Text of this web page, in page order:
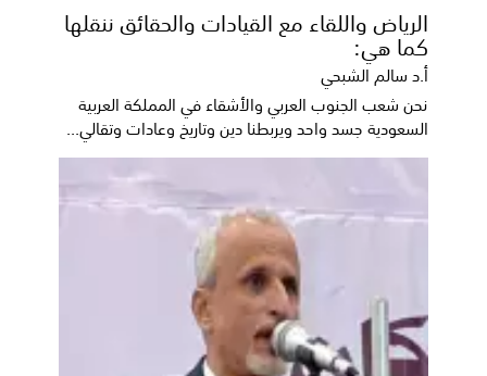
الرياض واللقاء مع القيادات والحقائق ننقلها
كما هي:
أ.د سالم الشبحي
نحن شعب الجنوب العربي والأشقاء في المملكة العربية
السعودية جسد واحد ويربطنا دين وتاريخ وعادات وتقالي...